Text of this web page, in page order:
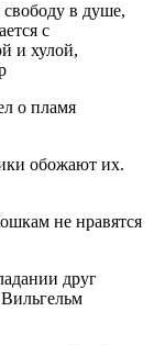
в душе,
с
и хулой,
о пламя
обожают их.
не нравятся
друг